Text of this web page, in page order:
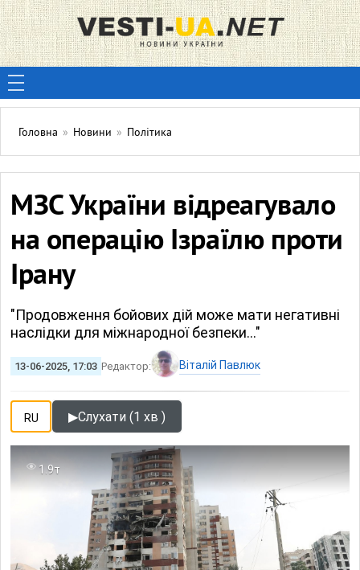
Головна » Новини » Політика
МЗС України відреагувало
на операцію Ізраїлю проти
Ірану
"Продовження бойових дій може мати негативні
наслідки для міжнародної безпеки..."
13-06-2025, 17:03 Редактор: Віталій Павлюк
RU ▶Слухати (1 хв )
1.9т